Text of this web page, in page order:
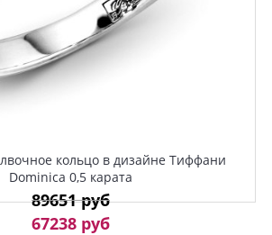
кольцо в дизайне Тиффани
Dominica 0,5 карата
89651 руб
67238 руб